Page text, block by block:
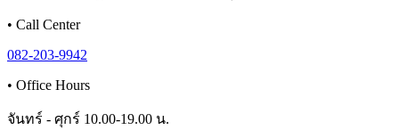
• Call Center
082-203-9942
• Office Hours
จันทร์ - ศุกร์ 10.00-19.00 น.